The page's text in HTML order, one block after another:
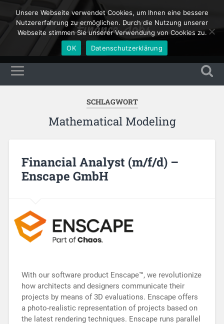
Finance Jobs
SCHLAGWORT
Mathematical Modeling
Financial Analyst (m/f/d) –
Enscape GmbH
With our software product Enscape™, we revolutionize
how architects and designers communicate their
projects by means of 3D evaluations. Enscape offers
a photo-realistic representation of projects based on
the latest rendering techniques. Enscape runs parallel
Unsere Webseite verwendet Cookies, um Ihnen eine bessere
Nutzererfahrung zu ermöglichen. Durch die Nutzung unserer
Webseite stimmen Sie unserer Verwendung von Cookies zu.
OK
Datenschutzerklärung